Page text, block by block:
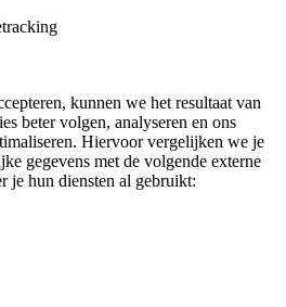
kunnen we het resultaat van
beter volgen, analyseren en ons
Hiervoor vergelijken we je
gegevens met de volgende externe
je hun diensten al gebruikt: